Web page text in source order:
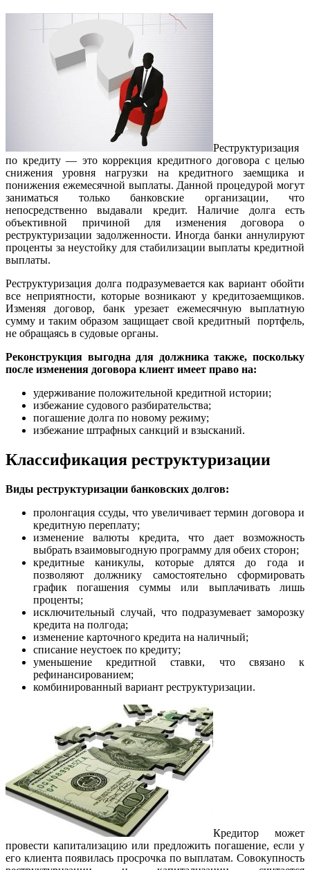
Реструктуризация
по кредиту — это коррекция кредитного договора с целью
снижения уровня нагрузки на кредитного заемщика и
понижения ежемесячной выплаты. Данной процедурой могут
заниматься только банковские организации, что
непосредственно выдавали кредит. Наличие долга есть
объективной причиной для изменения договора о
реструктуризации задолженности. Иногда банки аннулируют
проценты за неустойку для стабилизации выплаты кредитной
выплаты.
Реструктуризация долга подразумевается как вариант обойти
все неприятности, которые возникают у кредитозаемщиков.
Изменяя договор, банк урезает ежемесячную выплатную
сумму и таким образом защищает свой кредитный портфель,
не обращаясь в судовые органы.
Реконструкция выгодна для должника также, поскольку
после изменения договора клиент имеет право на:
удерживание положительной кредитной истории;
избежание судового разбирательства;
погашение долга по новому режиму;
избежание штрафных санкций и взысканий.
Классификация реструктуризации
Виды реструктуризации банковских долгов:
пролонгация ссуды, что увеличивает термин договора и
кредитную переплату;
изменение валюты кредита, что дает возможность
выбрать взаимовыгодную программу для обеих сторон;
кредитные каникулы, которые длятся до года и
позволяют должнику самостоятельно сформировать
график погашения суммы или выплачивать лишь
проценты;
исключительный случай, что подразумевает заморозку
кредита на полгода;
изменение карточного кредита на наличный;
списание неустоек по кредиту;
уменьшение кредитной ставки, что связано к
рефинансированием;
комбинированный вариант реструктуризации.
Кредитор может
провести капитализацию или предложить погашение, если у
его клиента появилась просрочка по выплатам. Совокупность